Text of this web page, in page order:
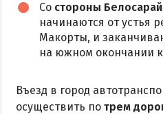
ДОСТОПРИМЕЧАТЕЛЬНОСТИ
Памятники и скульптуры
Бердянские маяки
Со стороны
начинаются от устья
Макорты, и
на южном окончании
Въезд в город
осуществить по трем